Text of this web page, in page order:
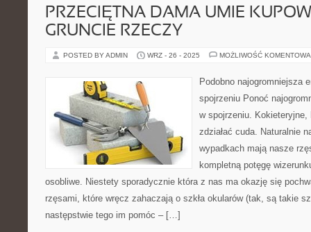
PRZECIĘTNA DAMA UMIE
GRUNCIE RZECZY
POSTED BY ADMIN WRZ - 26 - 2025 MOŻLIWOŚĆ
Podobno najogromniejsza
spojrzeniu Ponoć
w spojrzeniu.
zdziałać cuda. Naturalnie
wypadkach mają nasze
kompletną potęgę
osobliwe. Niestety sporadycznie która z nas ma okazję się
rzęsami, które wręcz zahaczają o szkła okularów (tak, są takie
następstwie tego im pomóc – […]